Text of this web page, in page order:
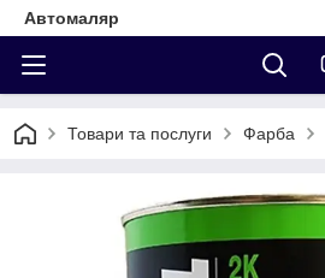
Автомаляр
Товари та послуги Фарба